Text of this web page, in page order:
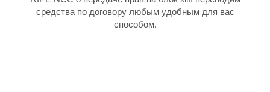
средства по договору любым удобным для вас
способом.